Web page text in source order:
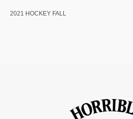
2021 HOCKEY FALL